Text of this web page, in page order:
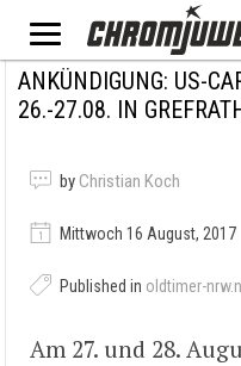
ANKÜNDIGUNG: US-
26.-27.08. IN
by Christian Koch
Mittwoch 16 August, 2017
Published in oldtimer-
Am 27. und 28.